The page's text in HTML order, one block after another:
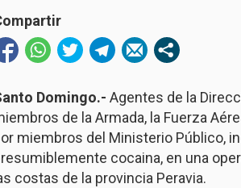
Domingo.- Agentes de la
de la Armada, la Fuerza
miembros del Ministerio Público,
cocaina, en una
costas de la provincia Peravia.